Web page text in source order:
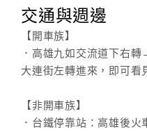
交通與週邊
【開車族】
．高雄九如交流道下右
大連街左轉進來，即可看
【非開車族】
．台鐵停靠站：高雄後